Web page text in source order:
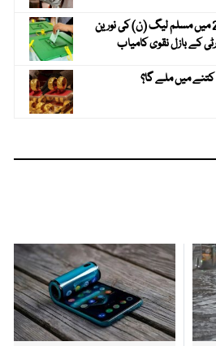
آزاد کشمیر الیکشن ، ایل اے 27 میں مسلم لیگ (ن) کی نورین
کتنے میں ملے گا؟